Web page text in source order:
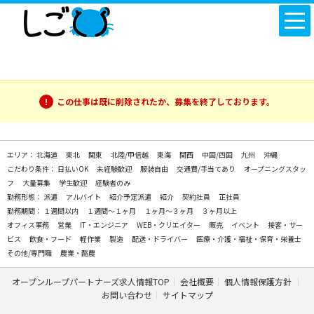
この仕事は既に削除されたか、募集を終了しております。
エリア： 北海道 東北 関東 北陸/甲信越 東海 関西 中国/四国 九州
沖縄
こだわり条件： 日払いOK 未経験歓迎 服装自由 交通費/手当てあり
オープニングスタッ
フ
大量募集 学生歓迎
経験者のみ
勤務形態： 派遣 アルバイト 紹介予定派遣 紹介 契約社員
正社員
勤務期間： １週間以内 １週間～１ヶ月 １ヶ月～３ヶ月
３ヶ月以上
オフィス事務
営業 IT・エンジニア WEB・クリエイター 販売 イベント
接客・サー
ビス
飲食・フード 軽作業 製造 配送・ドライバー
医療・介護・福祉・保育・栄養士
その他/専門職
農業・酪農
オープンループパートナーズ求人情報TOP 会社概要
個人情報保護方針
お問い合わせ
サイトマップ